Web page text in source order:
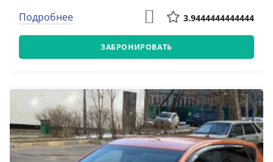
Подробнее 3.9444444444444
ЗАБРОНИРОВАТЬ